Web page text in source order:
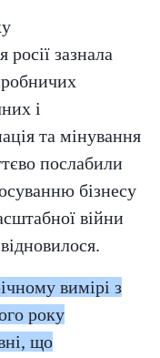
зазнала
і
та мінування
послабили
бізнесу
війни
вимірі з
року
що